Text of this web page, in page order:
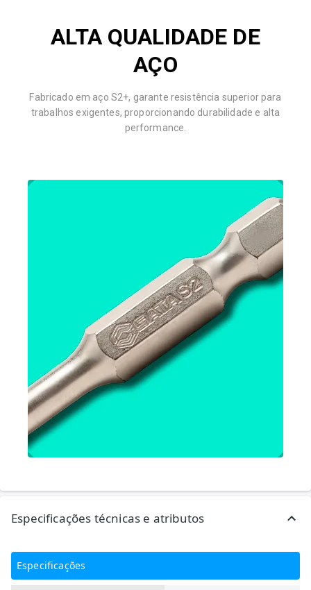
ALTA QUALIDADE DE
AÇO
Fabricado em aço S2+, garante resistência superior para
trabalhos exigentes, proporcionando durabilidade e alta
performance.
Especificações técnicas e atributos
Especificações